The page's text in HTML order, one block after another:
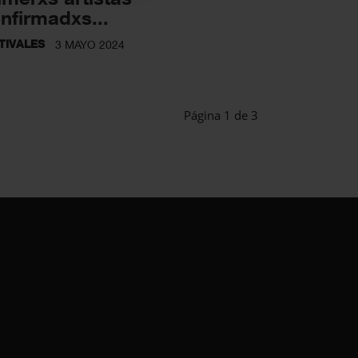
3 MAYO 2024
Página 1 de 3